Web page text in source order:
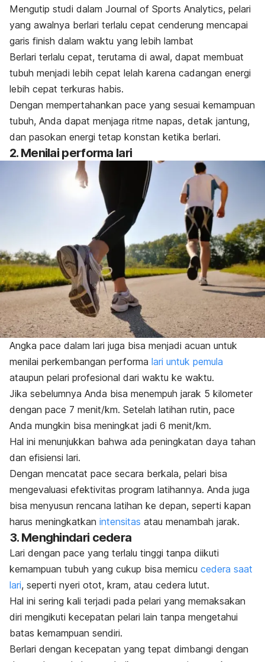
Mengutip studi dalam Journal of Sports Analytics, pelari
yang awalnya berlari terlalu cepat cenderung mencapai
garis finish dalam waktu yang lebih lambat
Berlari terlalu cepat, terutama di awal, dapat membuat
tubuh menjadi lebih cepat lelah karena cadangan energi
lebih cepat terkuras habis.
Dengan mempertahankan pace yang sesuai kemampuan
tubuh, Anda dapat menjaga ritme napas, detak jantung,
dan pasokan energi tetap konstan ketika berlari.
2. Menilai performa lari
Angka pace dalam lari juga bisa menjadi acuan untuk
menilai perkembangan performa lari untuk pemula
ataupun pelari profesional dari waktu ke waktu.
Jika sebelumnya Anda bisa menempuh jarak 5 kilometer
dengan pace 7 menit/km. Setelah latihan rutin, pace
Anda mungkin bisa meningkat jadi 6 menit/km.
Hal ini menunjukkan bahwa ada peningkatan daya tahan
dan efisiensi lari.
Dengan mencatat pace secara berkala, pelari bisa
mengevaluasi efektivitas program latihannya. Anda juga
bisa menyusun rencana latihan ke depan, seperti kapan
harus meningkatkan intensitas atau menambah jarak.
3. Menghindari cedera
Lari dengan pace yang terlalu tinggi tanpa diikuti
kemampuan tubuh yang cukup bisa memicu cedera saat
lari, seperti nyeri otot, kram, atau cedera lutut.
Hal ini sering kali terjadi pada pelari yang memaksakan
diri mengikuti kecepatan pelari lain tanpa mengetahui
batas kemampuan sendiri.
Berlari dengan kecepatan yang tepat dimbangi dengan